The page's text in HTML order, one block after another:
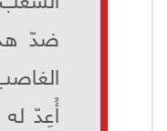
ضدّ
أُعِدّ